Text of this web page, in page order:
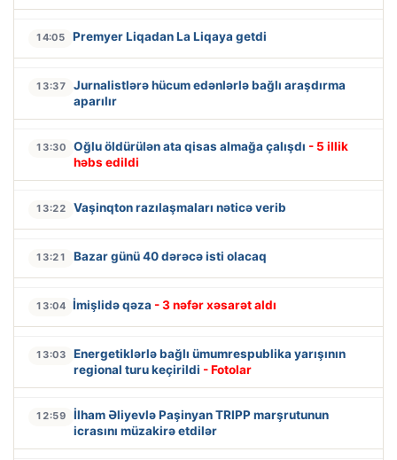
14:05 Premyer Liqadan La Liqaya getdi
13:37
Jurnalistlərə hücum edənlərlə bağlı araşdırma
aparılır
13:30 Oğlu öldürülən ata qisas almağa çalışdı - 5 illik
həbs edildi
13:22 Vaşinqton razılaşmaları nəticə verib
13:21 Bazar günü 40 dərəcə isti olacaq
13:04 İmişlidə qəza - 3 nəfər xəsarət aldı
13:03
Energetiklərlə bağlı ümumrespublika yarışının
regional turu keçirildi - Fotolar
12:59
İlham Əliyevlə Paşinyan TRIPP marşrutunun
icrasını müzakirə etdilər